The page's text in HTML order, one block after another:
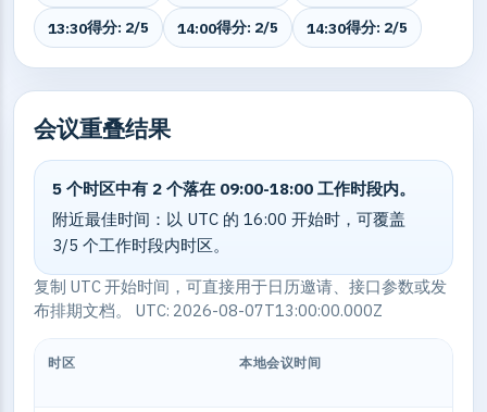
13:30得分: 2/5 14:00得分: 2/5 14:30得分: 2/5
会议重叠结果
5 个时区中有 2 个落在 09:00-18:00 工作时段内。
附近最佳时间：以 UTC 的 16:00 开始时，可覆盖
3/5 个工作时段内时区。
复制 UTC 开始时间，可直接用于日历邀请、接口参数或发
布排期文档。 UTC: 2026-08-07T13:00:00.000Z
时区 本地会议时间